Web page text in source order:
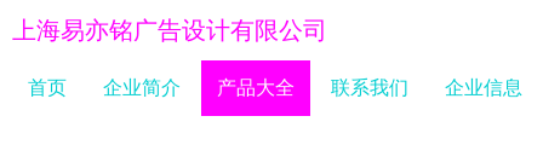
上海易亦铭广告设计有限公司
首页 企业简介 产品大全 联系我们 企业信息